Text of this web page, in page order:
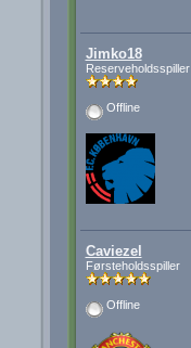
Jimko18
Reserveholdsspiller
Offline
Caviezel
Førsteholdsspiller
Offline